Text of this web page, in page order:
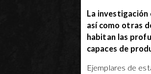
La
así como otras
habitan las
capaces de
Ejemplares de